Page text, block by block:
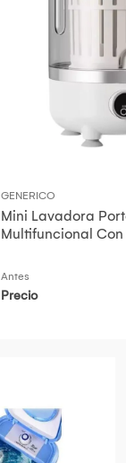
GENERICO
Mini Lavadora
Multifuncional
Antes
Precio